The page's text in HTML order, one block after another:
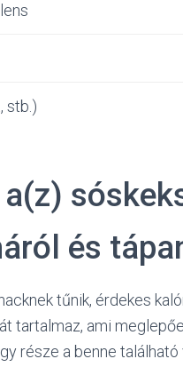
stb.)
és
tűnik, érdekes
tartalmaz, ami
része a benne